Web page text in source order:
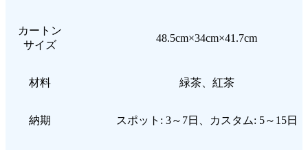
カートン
サイズ
48.5cm×34cm×41.7cm
材料 緑茶、紅茶
納期 スポット: 3～7日、カスタム: 5～15日